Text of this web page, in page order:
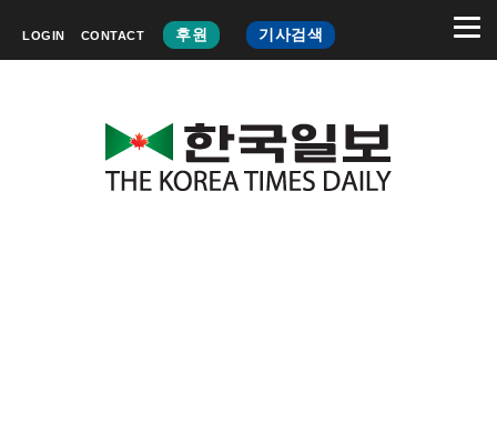
LOGIN CONTACT 후원 기사검색